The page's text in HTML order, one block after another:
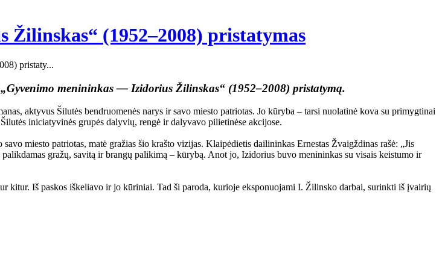
(1952–2008) pristatymas
pristaty...
menininkas — Izidorius Žilinskas“ (1952–2008) pristatymą.
aktyvus Šilutės bendruomenės narys ir savo miesto patriotas. Jo kūryba – tarsi nuolatinė kova su primygtinai
iniciatyvinės grupės dalyvių, rengė ir dalyvavo pilietinėse akcijose.
miesto patriotas, matė gražias šio krašto vizijas. Klaipėdietis dailininkas Ernestas Žvaigždinas rašė: „Jis
gražų, savitą ir brangų palikimą – kūrybą. Anot jo, Izidorius buvo menininkas su visais keistumo ir
Iš paskos iškeliavo ir jo kūriniai. Tad ši paroda, kurioje eksponuojami I. Žilinsko darbai, surinkti iš įvairių